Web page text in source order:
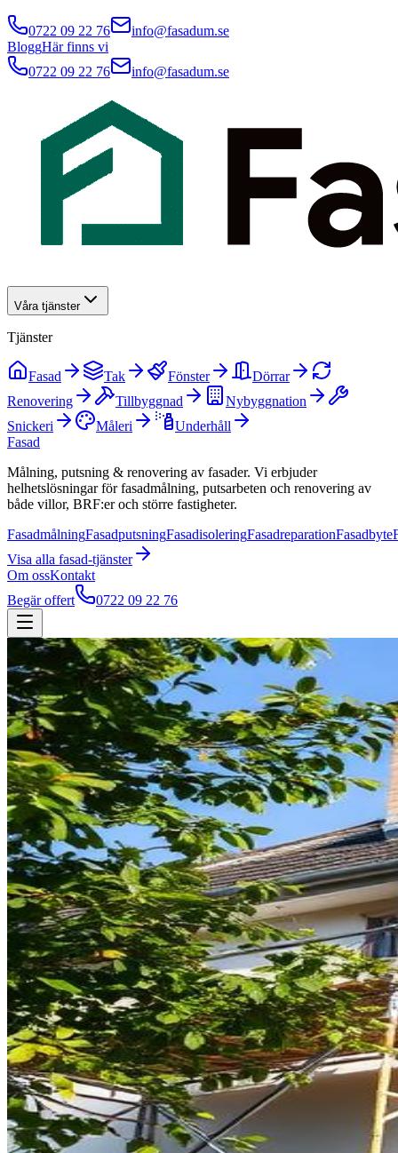
0722 09 22 76
info@fasadum.se
BloggHär finns vi
0722 09 22 76
info@fasadum.se
Våra tjänster
Tjänster
Fasad Tak Fönster
Dörrar
Renovering
Tillbyggnad
Nybyggnation
Snickeri
Måleri
Underhåll
Fasad
Målning, putsning & renovering av fasader. Vi erbjuder
helhetslösningar för fasadmålning, putsarbeten och renovering av
både villor, BRF:er och större fastigheter.
FasadmålningFasadputsningFasadisoleringFasadreparationFasadbyte
Visa alla fasad-tjänster
Om ossKontakt
Begär offert
0722 09 22 76